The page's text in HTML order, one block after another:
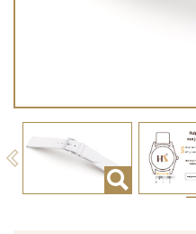
Previous